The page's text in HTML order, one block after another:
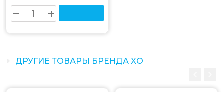
ДРУГИЕ ТОВАРЫ БРЕНДА XO